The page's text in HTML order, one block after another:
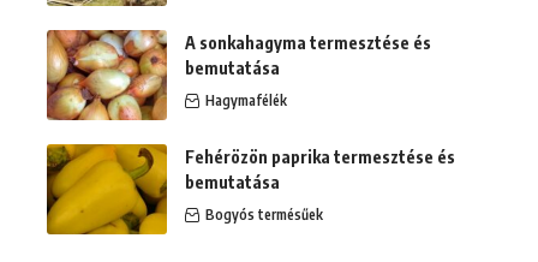
A sonkahagyma termesztése és
bemutatása
Hagymafélék
Fehérözön paprika termesztése és
bemutatása
Bogyós termésűek